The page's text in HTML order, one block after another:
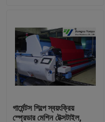
হাইড্রোলিক Die কাটন মেশিন
হাইড্রোলিক প্রেস মরা কাটন মেশিন
হাইড্রোলিক সুইং আর্ম কাটন মেশিন
গার্মেন্টস শিল্পে স্বয়ংক্রিয়
স্প্রেডার মেশিন টেক্সটাইল,